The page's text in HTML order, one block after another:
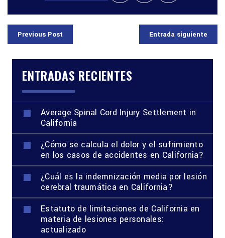
Previous Post Entrada siguiente
ENTRADAS RECIENTES
Average Spinal Cord Injury Settlement in
California
¿Cómo se calcula el dolor y el sufrimiento
en los casos de accidentes en California?
¿Cuál es la indemnización media por lesión
cerebral traumática en California?
Estatuto de limitaciones de California en
materia de lesiones personales:
actualizado